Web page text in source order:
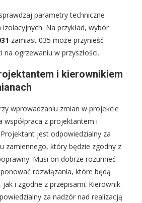
parametry techniczne
izolacyjnych. Na przykład, wybór
zamiast 035 może przynieść
na ogrzewaniu w przyszłości.
i kierownikiem
wprowadzaniu zmian w projekcie
współpraca z projektantem i
jest odpowiedzialny za
zamiennego, który będzie zgodny z
Musi on dobrze rozumieć
rozwiązania, które będą
i zgodne z przepisami. Kierownik
za nadzór nad realizacją